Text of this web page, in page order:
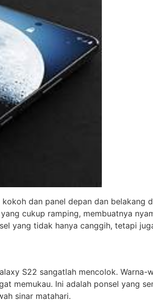
dan panel depan dan belakang
cukup ramping, membuatnya
yang tidak hanya canggih, tetapi
S22 sangatlah mencolok. Warna-
memukau. Ini adalah ponsel yang
sinar matahari.